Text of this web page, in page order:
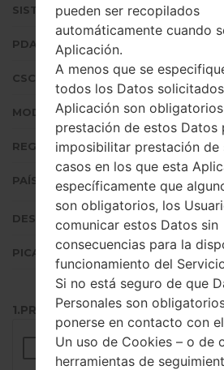
SISTEMA OPERATIVO
PDA/AP VERSIÓN
CSC VERSIÓN
MODEM/CP VERSIÓN
REGIÓN
PAÍS (UN/EL PAÍS)
DESCRIPCIÓN
PICADILLO
1.PRESIONE EL BOTÓN PARA
pueden ser recopilados
automáticamente cuando
Aplicación.
A menos que se
todos los Datos
Aplicación son
prestación de estos Datos
imposibilitar prestación de
casos en los que esta
específicamente que
son obligatorios, los
comunicar estos Datos sin
consecuencias para la
funcionamiento del
Si no está seguro de que
Personales son
ponerse en contacto con
Un uso de Cookies – o de
herramientas de